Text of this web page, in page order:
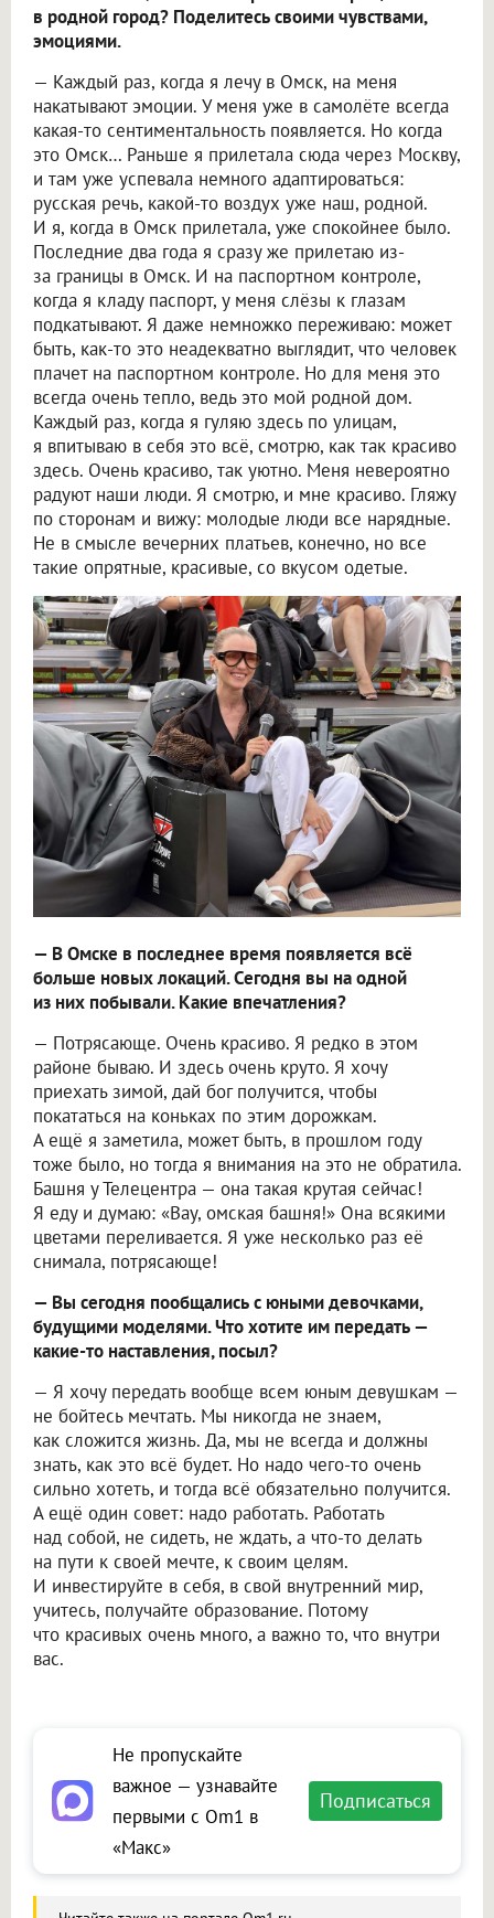
в родной город? Поделитесь своими чувствами,
эмоциями.
— Каждый раз, когда я лечу в Омск, на меня
накатывают эмоции. У меня уже в самолёте всегда
какая-то сентиментальность появляется. Но когда
это Омск… Раньше я прилетала сюда через Москву,
и там уже успевала немного адаптироваться:
русская речь, какой-то воздух уже наш, родной.
И я, когда в Омск прилетала, уже спокойнее было.
Последние два года я сразу же прилетаю из-
за границы в Омск. И на паспортном контроле,
когда я кладу паспорт, у меня слёзы к глазам
подкатывают. Я даже немножко переживаю: может
быть, как-то это неадекватно выглядит, что человек
плачет на паспортном контроле. Но для меня это
всегда очень тепло, ведь это мой родной дом.
Каждый раз, когда я гуляю здесь по улицам,
я впитываю в себя это всё, смотрю, как так красиво
здесь. Очень красиво, так уютно. Меня невероятно
радуют наши люди. Я смотрю, и мне красиво. Гляжу
по сторонам и вижу: молодые люди все нарядные.
Не в смысле вечерних платьев, конечно, но все
такие опрятные, красивые, со вкусом одетые.
— В Омске в последнее время появляется всё
больше новых локаций. Сегодня вы на одной
из них побывали. Какие впечатления?
— Потрясающе. Очень красиво. Я редко в этом
районе бываю. И здесь очень круто. Я хочу
приехать зимой, дай бог получится, чтобы
покататься на коньках по этим дорожкам.
А ещё я заметила, может быть, в прошлом году
тоже было, но тогда я внимания на это не обратила.
Башня у Телецентра — она такая крутая сейчас!
Я еду и думаю: «Вау, омская башня!» Она всякими
цветами переливается. Я уже несколько раз её
снимала, потрясающе!
— Вы сегодня пообщались с юными девочками,
будущими моделями. Что хотите им передать —
какие-то наставления, посыл?
— Я хочу передать вообще всем юным девушкам —
не бойтесь мечтать. Мы никогда не знаем,
как сложится жизнь. Да, мы не всегда и должны
знать, как это всё будет. Но надо чего-то очень
сильно хотеть, и тогда всё обязательно получится.
А ещё один совет: надо работать. Работать
над собой, не сидеть, не ждать, а что-то делать
на пути к своей мечте, к своим целям.
И инвестируйте в себя, в свой внутренний мир,
учитесь, получайте образование. Потому
что красивых очень много, а важно то, что внутри
вас.
Не пропускайте
важное — узнавайте
первыми с Om1 в
«Макс»
Подписаться